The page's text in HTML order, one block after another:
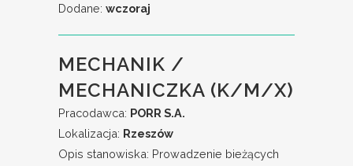
Dodane: wczoraj
MECHANIK /
MECHANICZKA (K/M/X)
Pracodawca: PORR S.A.
Lokalizacja: Rzeszów
Opis stanowiska: Prowadzenie bieżących